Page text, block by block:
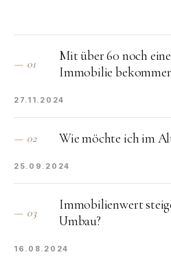
— 01
Mit über 60 noch
Immobilie
27.11.2024
— 02 Wie möchte ich im
25.09.2024
— 03
Immobilienwert
Umbau?
16.08.2024